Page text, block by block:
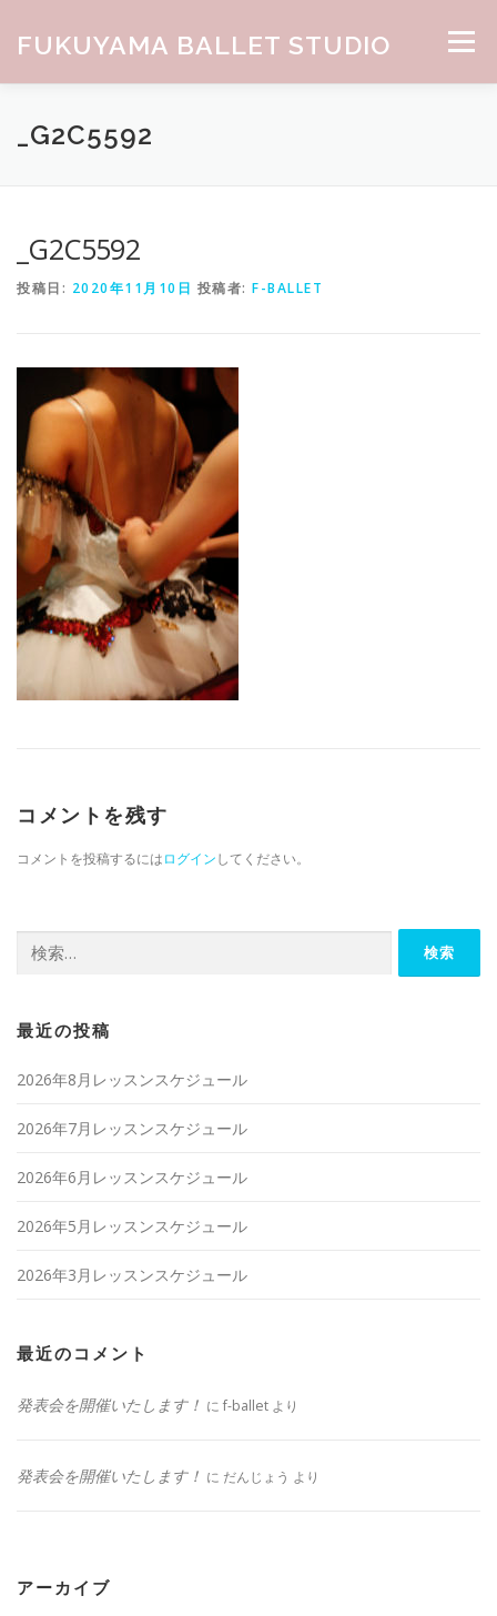
FUKUYAMA BALLET STUDIO メニュー
HOME ABOUT
_G2C5592
_G2C5592
投稿日: 2020年11月10日 投稿者: F-BALLET
コメントを残す
コメントを投稿するにはログインしてください。
検索:
最近の投稿
2026年8月レッスンスケジュール
2026年7月レッスンスケジュール
2026年6月レッスンスケジュール
2026年5月レッスンスケジュール
2026年3月レッスンスケジュール
最近のコメント
発表会を開催いたします！ に f-ballet より
発表会を開催いたします！ に だんじょう より
アーカイブ